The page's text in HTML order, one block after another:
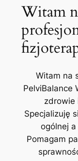
Witam
Witam na
PelviBalance
zdrowie
Specjalizuję
ogólnej
Pomagam